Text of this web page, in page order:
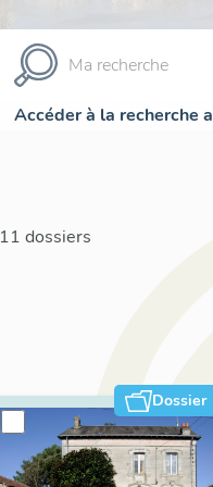
Accéder à la recherche
11 dossiers
Dossier